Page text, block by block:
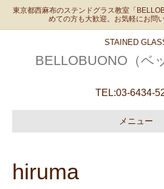
東京都西麻布のステンドグラス教室「
めての方も大歓迎。お気軽にお問
STAINED
BELLOBUONO（ベ
TEL:03-6434-
メニュー
hiruma